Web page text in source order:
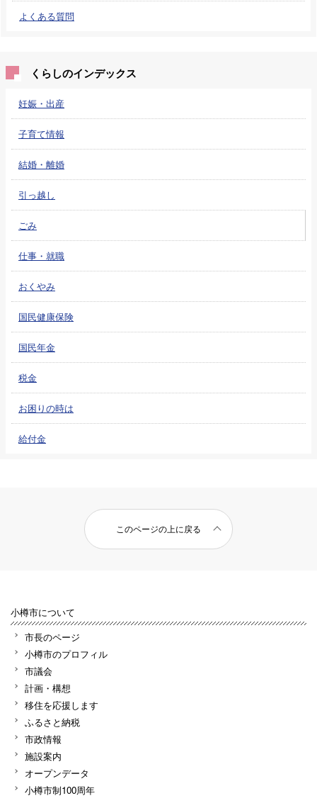
よくある質問
くらしのインデックス
妊娠・出産
子育て情報
結婚・離婚
引っ越し
ごみ
仕事・就職
おくやみ
国民健康保険
国民年金
税金
お困りの時は
給付金
このページの上に戻る
小樽市について
市長のページ
小樽市のプロフィル
市議会
計画・構想
移住を応援します
ふるさと納税
市政情報
施設案内
オープンデータ
小樽市制100周年